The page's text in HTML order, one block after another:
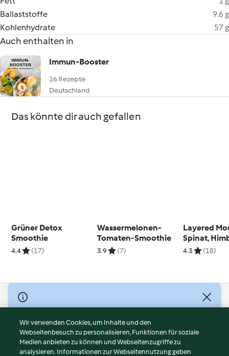
Ballaststoffe
9.6 g
Kohlenhydrate
57 g
Auch enthalten in
Immun-Booster
26 Rezepte
Deutschland
Das könnte dir auch gefallen
Grüner Detox
Smoothie
4.4 (17)
Wassermelonen-
Tomaten-Smoothie
3.9 (7)
Layered
Spinat,
und
4.3 (18)
© Copyright 2026
Nutzungsbedingungen
Datenschutzrichtlinien
Disclaimer
Wir verwenden Cookies, um Inhalte und den
Webseitenbesuch zu personalisieren, Funktionen für soziale
Medien anbieten zu können und Webseitenzugriffe zu
analysieren. Informationen zur Webseitennutzung geben